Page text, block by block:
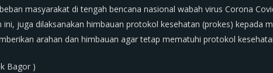
masyarakat di tengah bencana nasional wabah virus Corona
ini, juga dilaksanakan himbauan protokol kesehatan (prokes) kepada
arahan dan himbauan agar tetap mematuhi protokol
Bagor )